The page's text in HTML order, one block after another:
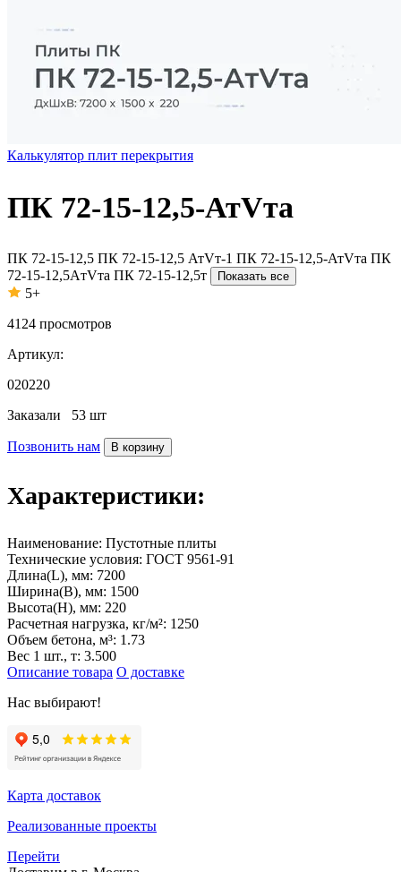
Калькулятор плит перекрытия
ПК 72-15-12,5-АтVта
ПК 72-15-12,5 ПК 72-15-12,5 АтVт-1 ПК 72-15-12,5-АтVта ПК
72-15-12,5AтVта ПК 72-15-12,5т Показать все
5+
4124 просмотров
Артикул:
020220
Заказали 53 шт
Позвонить нам В корзину
Характеристики:
Наименование: Пустотные плиты
Технические условия: ГОСТ 9561-91
Длина(L), мм: 7200
Ширина(B), мм: 1500
Высота(H), мм: 220
Расчетная нагрузка, кг/м²: 1250
Объем бетона, м³: 1.73
Вес 1 шт., т: 3.500
Описание товара О доставке
Нас выбирают!
Карта доставок
Реализованные проекты
Перейти